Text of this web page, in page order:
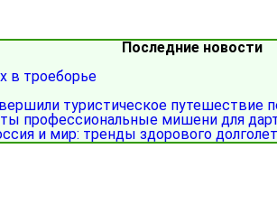
Последние новости
в троеборье
туристическое путешествие
профессиональные мишени для
и мир: тренды здорового